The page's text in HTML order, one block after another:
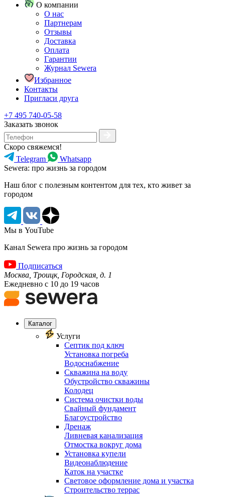
О компании
О нас
Партнерам
Отзывы
Доставка
Оплата
Гарантии
Журнал Sewera
Избранное
Контакты
Пригласи друга
+7 495 740-05-58
Заказать звонок
Скоро свяжемся!
Telegram
Whatsapp
Sewera: про жизнь за городом
Наш блог c полезным контентом для тех, кто живет за
городом
Мы в YouTube
Канал Sewera про жизнь за городом
Подписаться
Москва, Троицк, Городская, д. 1
Ежедневно с 10 до 19 часов
Каталог
Услуги
Септик под ключ
Установка погреба
Водоснабжение
Скважина на воду
Обустройство скважины
Колодец
Система очистки воды
Свайный фундамент
Благоустройство
Дренаж
Ливневая канализация
Отмостка вокруг дома
Установка купели
Видеонаблюдение
Каток на участке
Световое оформление дома и участка
Строительство террас